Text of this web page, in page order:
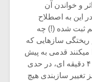
و خواندن آن
این به اصطلاح
که با شماره اپوس ۱۱۲ هم ثبت شده (!) چه
ریختگی سازهایی که
میکنند قدمی به پیش
است؟! یا بی تحرکی یک سمفونی ۴۰ دقیقه ای، در حدی
تغییر سازبندی هیچ